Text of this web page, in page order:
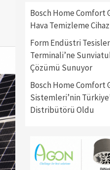
Bosch Home Comfort
Hava Temizleme
Form Endüstri
Terminali’ne
Çözümü Sunuyor
Bosch Home Comfort
Sistemleri’nin
Distribütörü Oldu